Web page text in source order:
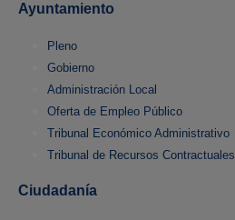
Ayuntamiento
Pleno
Gobierno
Administración Local
Oferta de Empleo Público
Tribunal Económico Administrativo
Tribunal de Recursos Contractuales
Ciudadanía